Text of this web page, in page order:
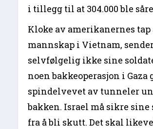
i tillegg til at 304.000 ble
Kloke av amerikanernes tap
mannskap i Vietnam,
selvfølgelig ikke sine
noen bakkeoperasjon i
spindelvevet av tunneler
bakken. Israel må sikre sine
fra å bli skutt. Det skal